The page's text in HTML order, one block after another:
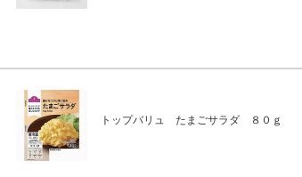
トップバリュ たまごサラダ ８０ｇ